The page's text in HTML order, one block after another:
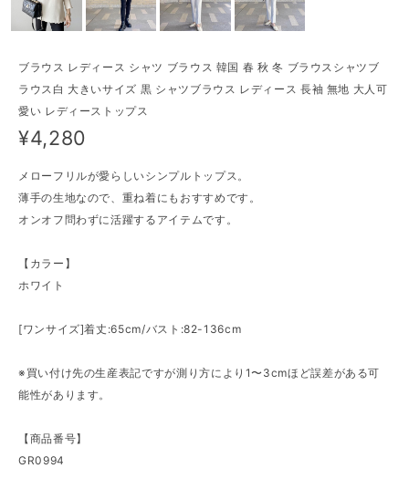
ブラウス レディース シャツ ブラウス 韓国 春 秋 冬 ブラウスシャツブ
ラウス白 大きいサイズ 黒 シャツブラウス レディース 長袖 無地 大人可
愛い レディーストップス
¥4,280
メローフリルが愛らしいシンプルトップス。
薄手の生地なので、重ね着にもおすすめです。
オンオフ問わずに活躍するアイテムです。
【カラー】
ホワイト
[ワンサイズ]着丈:65cm/バスト:82-136cm
※買い付け先の生産表記ですが測り方により1〜3cmほど誤差がある可
能性があります。
【商品番号】
GR0994